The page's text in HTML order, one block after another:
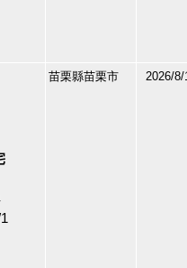
苗栗縣苗栗市 2026/8/